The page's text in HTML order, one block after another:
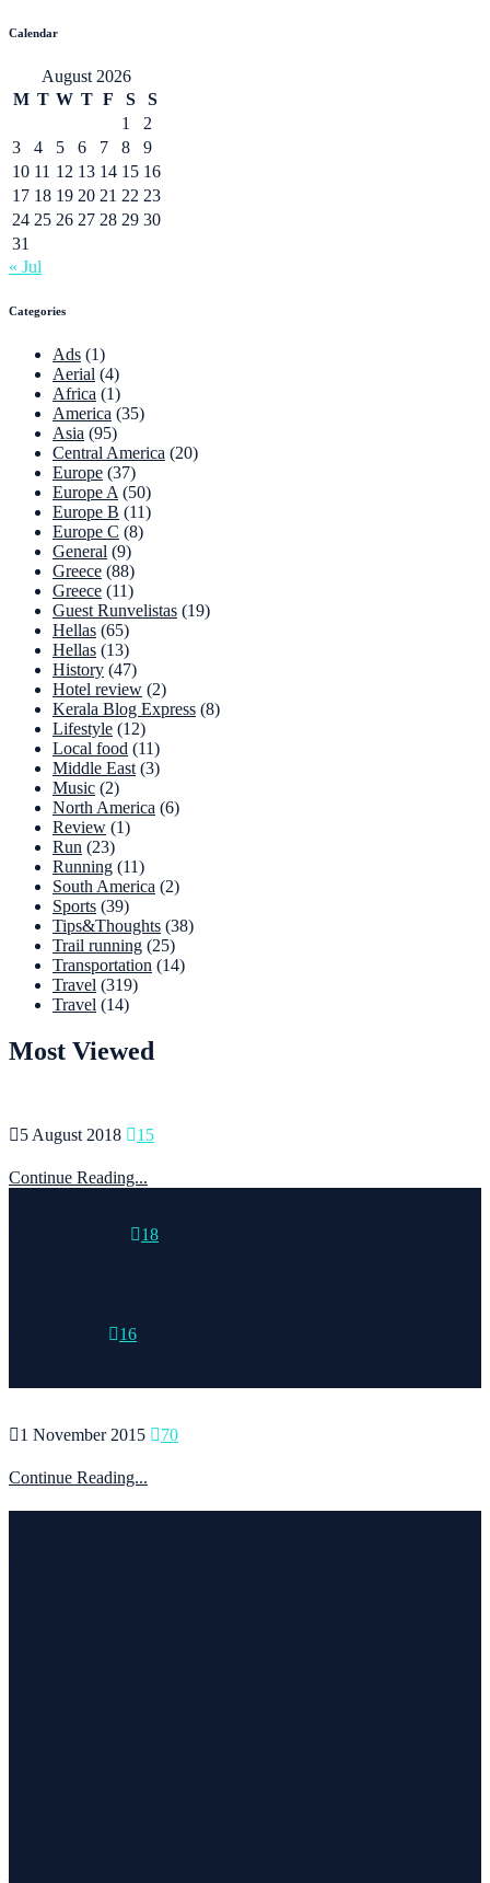
Calendar
August 2026
M T W T F S
S
1
2
3
4 5 6 7 8
9
10 11 12 13 14 15 16
17 18 19 20 21 22 23
24 25 26 27 28 29 30
31
« Jul
Categories
Ads (1)
Aerial (4)
Africa (1)
America (35)
Asia (95)
Central America (20)
Europe (37)
Europe A (50)
Europe B (11)
Europe C (8)
General (9)
Greece (88)
Greece (11)
Guest Runvelistas (19)
Hellas (65)
Hellas (13)
History (47)
Hotel review (2)
Kerala Blog Express (8)
Lifestyle (12)
Local food (11)
Middle East (3)
Music (2)
North America (6)
Review (1)
Run (23)
Running (11)
South America (2)
Sports (39)
Tips&Thoughts (38)
Trail running (25)
Transportation (14)
Travel (319)
Travel (14)
Most Viewed
5 August 2018 15
Continue Reading...
18
16
1 November 2015 70
Continue Reading...